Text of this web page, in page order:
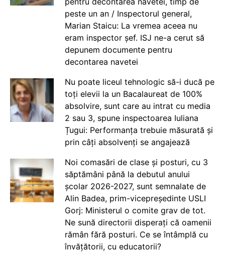
peste un an / Inspectorul general,
Marian Staicu: La vremea aceea nu
eram inspector șef. ISJ ne-a cerut să
depunem documente pentru
decontarea navetei
Nu poate liceul tehnologic să-i ducă pe
toți elevii la un Bacalaureat de 100%
absolvire, sunt care au intrat cu media
2 sau 3, spune inspectoarea Iuliana
Țugui: Performanța trebuie măsurată și
prin câți absolvenți se angajează
Noi comasări de clase și posturi, cu 3
săptămâni până la debutul anului
școlar 2026-2027, sunt semnalate de
Alin Badea, prim-vicepreședinte USLI
Gorj: Ministerul o comite grav de tot.
Ne sună directorii disperați că oamenii
rămân fără posturi. Ce se întâmplă cu
învățătorii, cu educatorii?